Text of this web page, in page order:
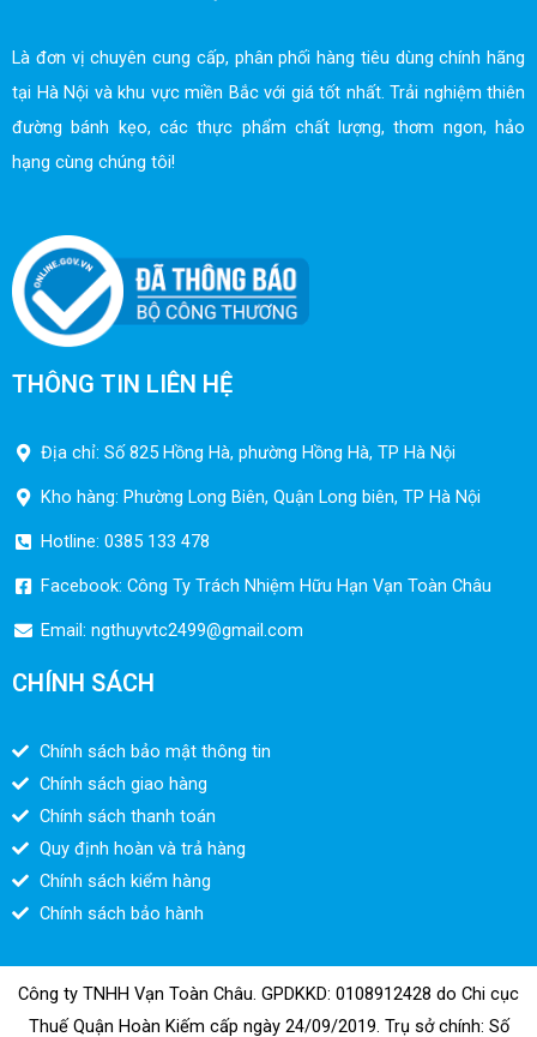
Là đơn vị chuyên cung cấp, phân phối hàng tiêu dùng chính hãng
tại Hà Nội và khu vực miền Bắc với giá tốt nhất. Trải nghiệm thiên
đường bánh kẹo, các thực phẩm chất lượng, thơm ngon, hảo
hạng cùng chúng tôi!
THÔNG TIN LIÊN HỆ
Địa chỉ: Số 825 Hồng Hà, phường Hồng Hà, TP Hà Nội
Kho hàng: Phường Long Biên, Quận Long biên, TP Hà Nội
Hotline: 0385 133 478
Facebook: Công Ty Trách Nhiệm Hữu Hạn Vạn Toàn Châu
Email: ngthuyvtc2499@gmail.com
CHÍNH SÁCH
Chính sách bảo mật thông tin
Chính sách giao hàng
Chính sách thanh toán
Quy định hoàn và trả hàng
Chính sách kiểm hàng
Chính sách bảo hành
Công ty TNHH Vạn Toàn Châu. GPDKKD: 0108912428 do Chi cục
Thuế Quận Hoàn Kiếm cấp ngày 24/09/2019. Trụ sở chính: Số